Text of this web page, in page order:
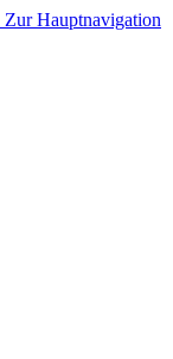
Zur Hauptnavigation